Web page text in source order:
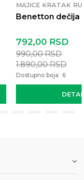
Benetton dečija
792,00 RSD
990,00RSD
1.890,00RSD
Dostupno boja: 6